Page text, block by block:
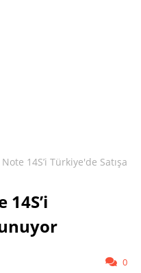
14S’i Türkiye'de Satışa
0